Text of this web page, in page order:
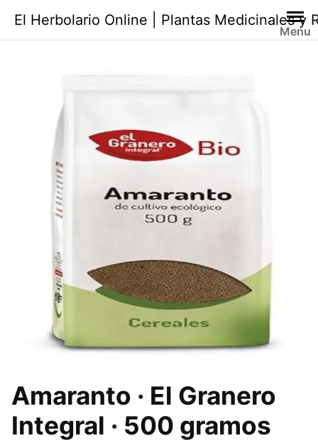
contenido
El Herbolario Online | Plantas Medicinales y
Menu
Amaranto · El Granero
Integral · 500 gramos